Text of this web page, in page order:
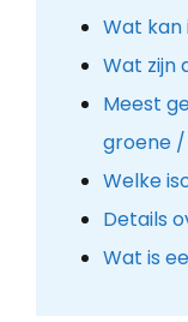
Wat kan
Wat zijn
Meest
groene /
Welke
Details
Wat is